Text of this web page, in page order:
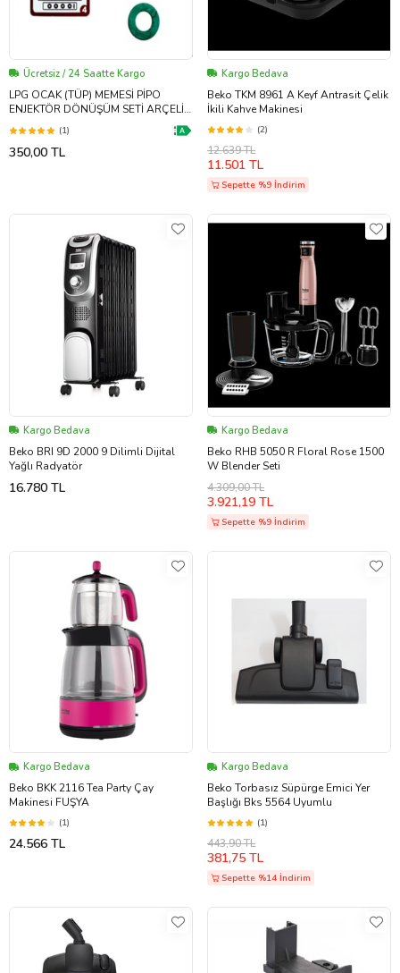
Ücretsiz / 24 Saatte Kargo
LPG OCAK (TÜP) MEMESİ PİPO
ENJEKTÖR DÖNÜŞÜM SETİ ARÇELİK
(1)
350,00 TL
Kargo Bedava
Beko TKM 8961 A Keyf Antrasit Çelik
İkili Kahve Makinesi
(2)
12.639 TL
11.501 TL
Sepette %9 İndirim
Kargo Bedava
Beko BRI 9D 2000 9 Dilimli Dijital
Yağlı Radyatör
16.780 TL
Kargo Bedava
Beko RHB 5050 R Floral Rose 1500
W Blender Seti
4.309,00 TL
3.921,19 TL
Sepette %9 İndirim
Kargo Bedava
Beko BKK 2116 Tea Party Çay
Makinesi FUŞYA
(1)
24.566 TL
Kargo Bedava
Beko Torbasız Süpürge Emici Yer
Başlığı Bks 5564 Uyumlu
(1)
443,90 TL
381,75 TL
Sepette %14 İndirim